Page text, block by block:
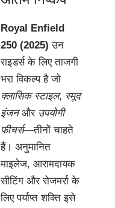
Royal Enfield
250 (2025) उन
राइडर्स के लिए ताजगी
भरा विकल्प है जो
क्लासिक स्टाइल, स्मूद
इंजनऔर उपयोगी
फीचर्स—तीनों चाहते
हैं। अनुमानित
माइलेज, आरामदायक
सीटिंग और रोजमर्रा के
लिए पर्याप्त शक्ति इसे